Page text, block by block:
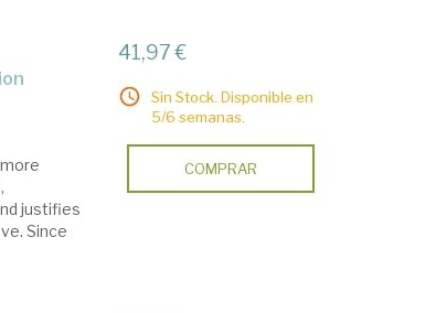
justifies
Since
41,97 €
Sin Stock. Disponible en
5/6 semanas.
COMPRAR